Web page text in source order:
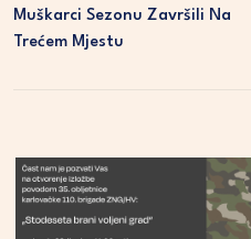
Muškarci Sezonu Završili Na
Trećem Mjestu